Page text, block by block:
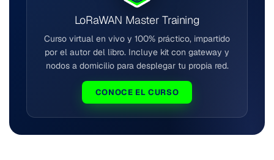
LoRaWAN Master Training
Curso virtual en vivo y 100% práctico, impartido
por el autor del libro. Incluye kit con gateway y
nodos a domicilio para desplegar tu propia red.
CONOCE EL CURSO